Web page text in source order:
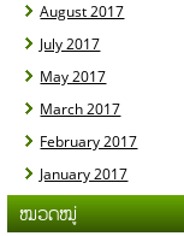
August 2017
July 2017
May 2017
March 2017
February 2017
January 2017
ໝວດໝູ່